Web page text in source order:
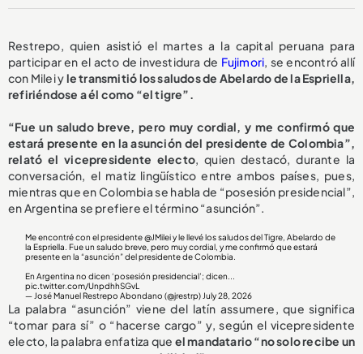
Restrepo, quien asistió el martes a la capital peruana para
participar en el acto de investidura de Fujimori, se encontró allí
con Milei yle transmitió los saludos de Abelardo de la Espriella,
refiriéndose a él como “el tigre”.
“Fue un saludo breve, pero muy cordial, y me confirmó que
estará presente en la asunción del presidente de Colombia”,
relató el vicepresidente electo, quien destacó, durante la
conversación, el matiz lingüístico entre ambos países, pues,
mientras que en Colombia se habla de “posesión presidencial”,
en Argentina se prefiere el término “asunción”.
Me encontré con el presidente@JMileiy le llevé los saludos del Tigre, Abelardo de
la Espriella. Fue un saludo breve, pero muy cordial, y me confirmó que estará
presente en la “asunción” del presidente de Colombia.
En Argentina no dicen ‘posesión presidencial’; dicen...
pic.twitter.com/UnpdhhSGvL
— José Manuel Restrepo Abondano (@jrestrp)July 28, 2026
La palabra “asunción” viene del latín assumere, que significa
“tomar para sí” o “hacerse cargo” y, según el vicepresidente
electo, la palabra enfatiza que el mandatario “no solo recibe un